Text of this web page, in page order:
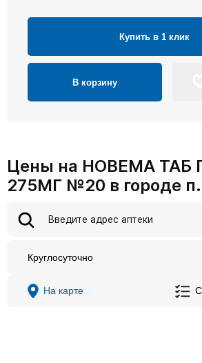
Купить в 1 клик
В корзину
Цены на НОВЕМА ТАБ
275МГ №20 в городе
Круглосуточно
На карте